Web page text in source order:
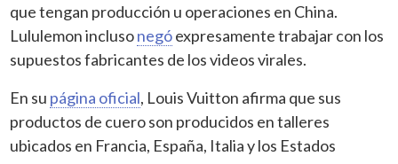
que tengan producción u operaciones en China.
Lululemon inclusonegóexpresamente trabajar con los
supuestos fabricantes de los videos virales.
En su página oficial, Louis Vuitton afirma que sus
productos de cuero son producidos en talleres
ubicados en Francia, España, Italia y los Estados